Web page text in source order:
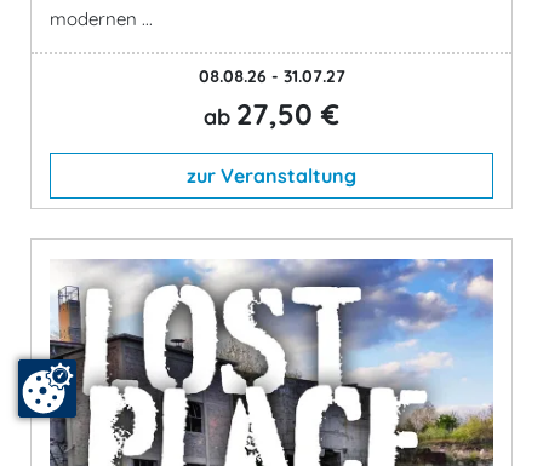
modernen ...
08.08.26 - 31.07.27
ab 27,50 €
zur Veranstaltung